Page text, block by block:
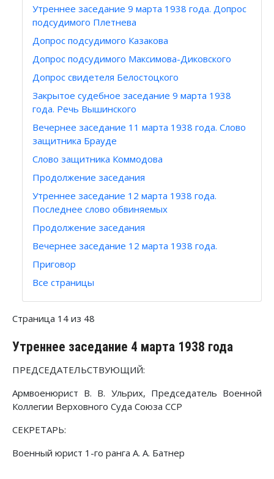
Утреннее заседание 9 марта 1938 года. Допрос
подсудимого Плетнева
Допрос подсудимого Казакова
Допрос подсудимого Максимова-Диковского
Допрос свидетеля Белостоцкого
Закрытое судебное заседание 9 марта 1938
года. Речь Вышинского
Вечернее заседание 11 марта 1938 года. Слово
защитника Брауде
Слово защитника Коммодова
Продолжение заседания
Утреннее заседание 12 марта 1938 года.
Последнее слово обвиняемых
Продолжение заседания
Вечернее заседание 12 марта 1938 года.
Приговор
Все страницы
Страница 14 из 48
Утреннее заседание 4 марта 1938 года
ПРЕДСЕДАТЕЛЬСТВУЮЩИЙ:
Армвоенюрист В. В. Ульрих, Председатель Военной
Коллегии Верховного Суда Союза ССР
СЕКРЕТАРЬ:
Военный юрист 1-го ранга А. А. Батнер